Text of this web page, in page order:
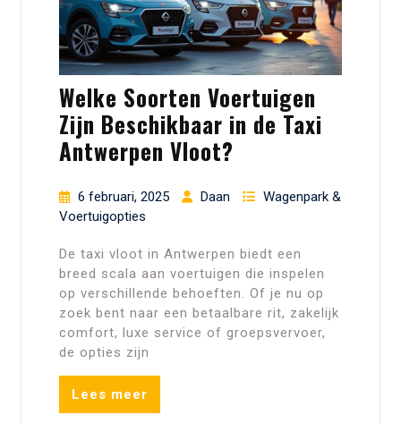
Welke Soorten Voertuigen
Zijn Beschikbaar in de Taxi
Antwerpen Vloot?
6 februari, 2025 Daan
Wagenpark &
Voertuigopties
De taxi vloot in Antwerpen biedt een
breed scala aan voertuigen die inspelen
op verschillende behoeften. Of je nu op
zoek bent naar een betaalbare rit, zakelijk
comfort, luxe service of groepsvervoer,
de opties zijn
Lees meer